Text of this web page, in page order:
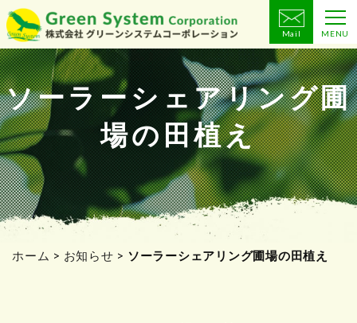
コ
ン
テ
ン
ツ
へ
ス
キ
ッ
プ
Mail MENU
ソーラーシェアリング圃
場の田植え
ホーム > お知らせ > ソーラーシェアリング圃場の田植え